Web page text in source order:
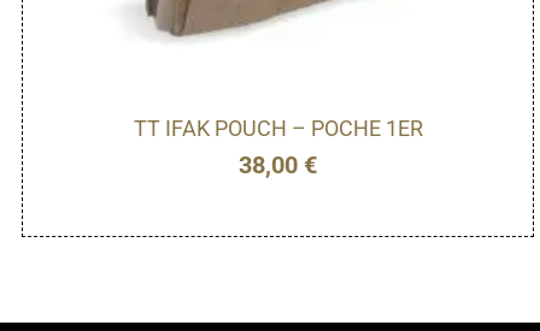
TT IFAK POUCH – POCHE 1ER
38,00 €